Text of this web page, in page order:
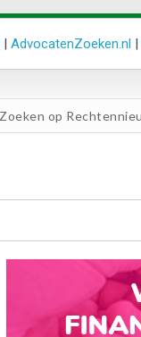
| AdvocatenZoeken.nl |